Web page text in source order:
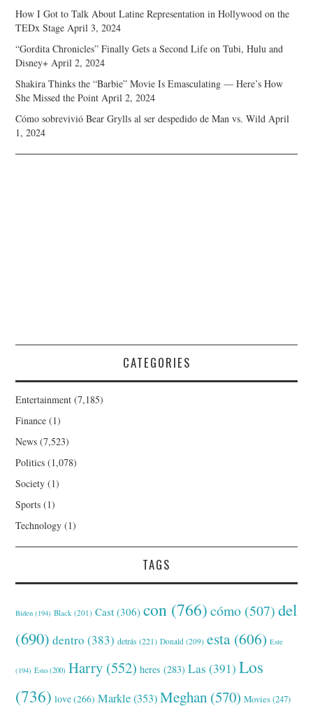
How I Got to Talk About Latine Representation in Hollywood on the
TEDx Stage April 3, 2024
“Gordita Chronicles” Finally Gets a Second Life on Tubi, Hulu and
Disney+ April 2, 2024
Shakira Thinks the “Barbie” Movie Is Emasculating — Here’s How
She Missed the Point April 2, 2024
Cómo sobrevivió Bear Grylls al ser despedido de Man vs. Wild April
1, 2024
CATEGORIES
Entertainment (7,185)
Finance (1)
News (7,523)
Politics (1,078)
Society (1)
Sports (1)
Technology (1)
TAGS
Biden (194) Black (201) Cast (306) con (766) cómo (507) del
(690) dentro (383) detrás (221) Donald (209) esta (606) Este
(194) Esto (200) Harry (552) heres (283) Las (391) Los
(736) love(266) Markle(353) Meghan (570) Movies(247)